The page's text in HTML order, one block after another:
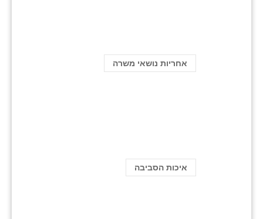
אחריות נושאי משרה
איכות הסביבה